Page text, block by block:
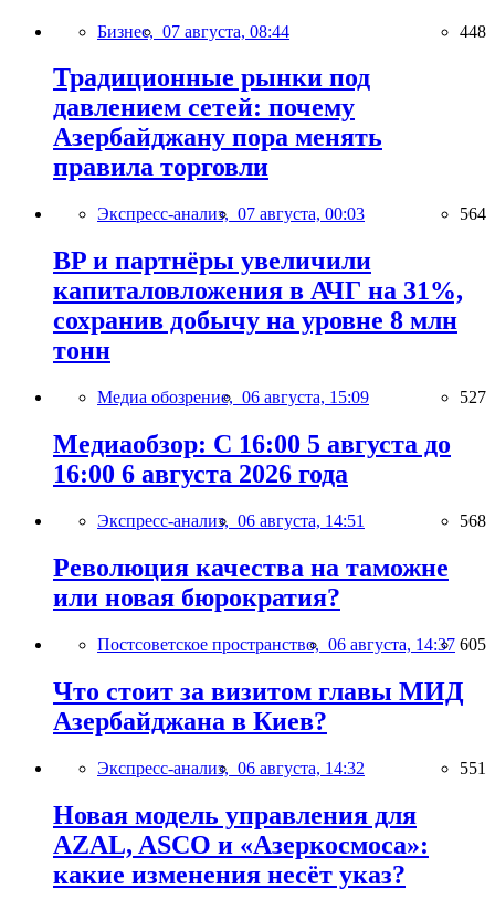
Бизнес, 07 августа, 08:44 448
Традиционные рынки под
давлением сетей: почему
Азербайджану пора менять
правила торговли
Экспресс-анализ, 07 августа, 00:03 564
BP и партнёры увеличили
капиталовложения в АЧГ на 31%,
сохранив добычу на уровне 8 млн
тонн
Медиа обозрение, 06 августа, 15:09 527
Медиаобзор: С 16:00 5 августа до
16:00 6 августа 2026 года
Экспресс-анализ, 06 августа, 14:51 568
Революция качества на таможне
или новая бюрократия?
Постсоветское пространство, 06 августа, 14:37 605
Что стоит за визитом главы МИД
Азербайджана в Киев?
Экспресс-анализ, 06 августа, 14:32 551
Новая модель управления для
AZAL, ASCO и «Азеркосмоса»:
какие изменения несёт указ?